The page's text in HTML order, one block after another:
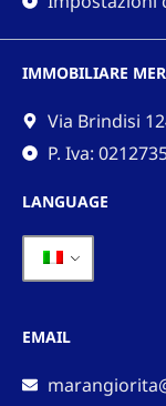
IMMOBILIARE
Via Brindisi
P. Iva:
LANGUAGE
EMAIL